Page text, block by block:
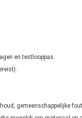
en testlooppas.
gemeenschappelijke